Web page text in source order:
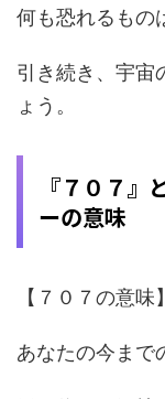
何も恐れるもの
引き続き、宇宙
ょう。
『７０７
ーの意味
【７０７の意味】
あなたの今まで